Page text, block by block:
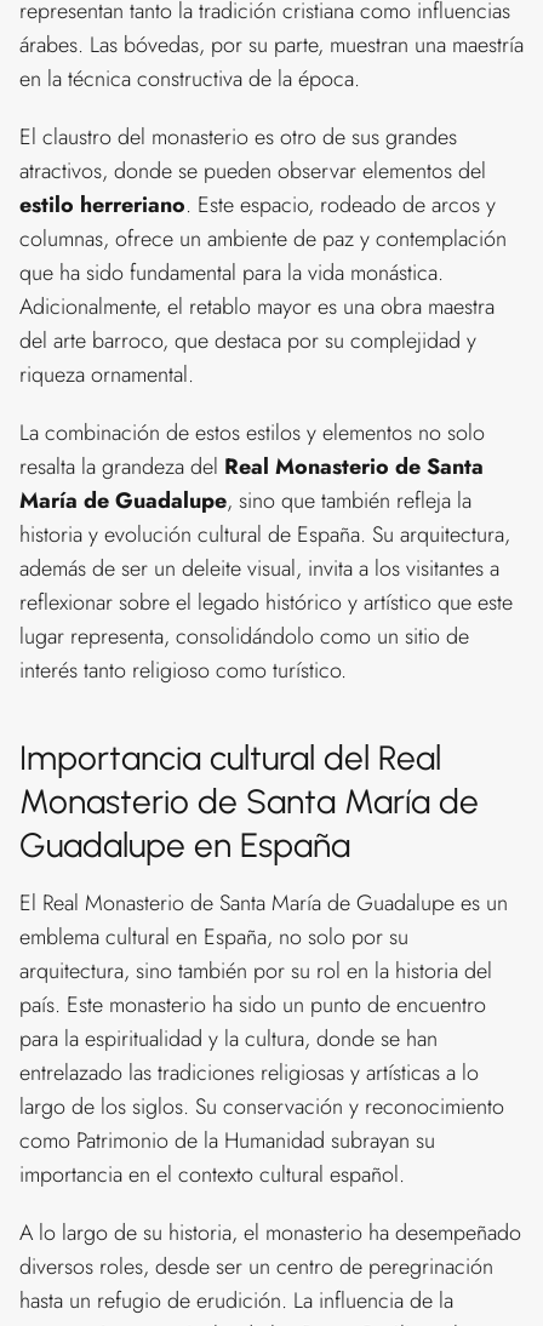
representan tanto la tradición cristiana como influencias
árabes. Las bóvedas, por su parte, muestran una maestría
en la técnica constructiva de la época.
El claustro del monasterio es otro de sus grandes
atractivos, donde se pueden observar elementos del
estilo herreriano. Este espacio, rodeado de arcos y
columnas, ofrece un ambiente de paz y contemplación
que ha sido fundamental para la vida monástica.
Adicionalmente, el retablo mayor es una obra maestra
del arte barroco, que destaca por su complejidad y
riqueza ornamental.
La combinación de estos estilos y elementos no solo
resalta la grandeza del Real Monasterio de Santa
María de Guadalupe, sino que también refleja la
historia y evolución cultural de España. Su arquitectura,
además de ser un deleite visual, invita a los visitantes a
reflexionar sobre el legado histórico y artístico que este
lugar representa, consolidándolo como un sitio de
interés tanto religioso como turístico.
Importancia cultural del Real
Monasterio de Santa María de
Guadalupe en España
El Real Monasterio de Santa María de Guadalupe es un
emblema cultural en España, no solo por su
arquitectura, sino también por su rol en la historia del
país. Este monasterio ha sido un punto de encuentro
para la espiritualidad y la cultura, donde se han
entrelazado las tradiciones religiosas y artísticas a lo
largo de los siglos. Su conservación y reconocimiento
como Patrimonio de la Humanidad subrayan su
importancia en el contexto cultural español.
A lo largo de su historia, el monasterio ha desempeñado
diversos roles, desde ser un centro de peregrinación
hasta un refugio de erudición. La influencia de la